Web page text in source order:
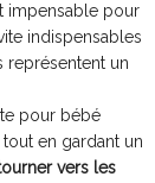
impensable pour
indispensables
un
pour bébé
en gardant un
vers les